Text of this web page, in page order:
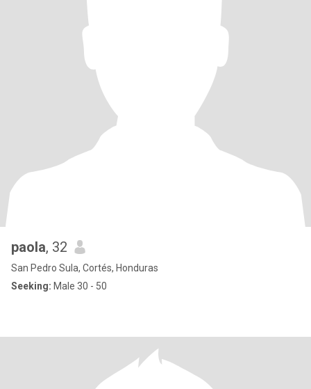
paola, 32
San Pedro Sula, Cortés, Honduras
Seeking: Male 30 - 50